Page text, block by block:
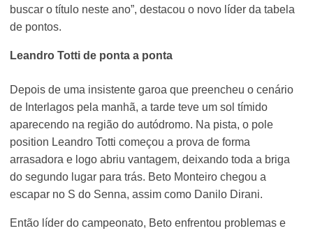
buscar o título neste ano”, destacou o novo líder da tabela
de pontos.
Leandro Totti de ponta a ponta
Depois de uma insistente garoa que preencheu o cenário
de Interlagos pela manhã, a tarde teve um sol tímido
aparecendo na região do autódromo. Na pista, o pole
position Leandro Totti começou a prova de forma
arrasadora e logo abriu vantagem, deixando toda a briga
do segundo lugar para trás. Beto Monteiro chegou a
escapar no S do Senna, assim como Danilo Dirani.
Então líder do campeonato, Beto enfrentou problemas e